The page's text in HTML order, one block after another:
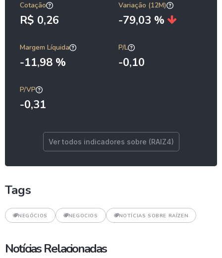
Cotação
R$ 0,26
Variação (12M)
-79,03 %
Margem Líquida
-11,98 %
P/L
-0,10
P/VP
-0,31
Ver todos indicadores sobre (RAIZ4)
Tags
NEGÓCIOS NEGOCIOS NOTÍCIAS SOBRE RAÍZEN
Notícias Relacionadas